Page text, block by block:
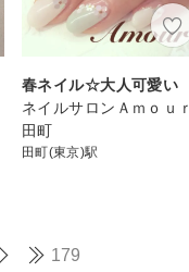
春ネイル☆大人可愛い
ネイルサロンＡｍｏｕｒ
田町
田町(東京)駅
179